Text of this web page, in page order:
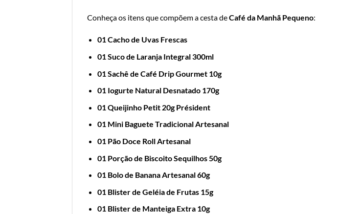
Conheça os itens que compõem a cesta deCafé da Manhã Pequeno:
01 Cacho de Uvas Frescas
01 Suco de Laranja Integral 300ml
01 Sachê de Café Drip Gourmet 10g
01 Iogurte Natural Desnatado 170g
01 Queijinho Petit 20g Président
01 Mini Baguete Tradicional Artesanal
01 Pão Doce Roll Artesanal
01 Porção de Biscoito Sequilhos 50g
01 Bolo de Banana Artesanal 60g
01 Blister de Geléia de Frutas 15g
01 Blister de Manteiga Extra 10g